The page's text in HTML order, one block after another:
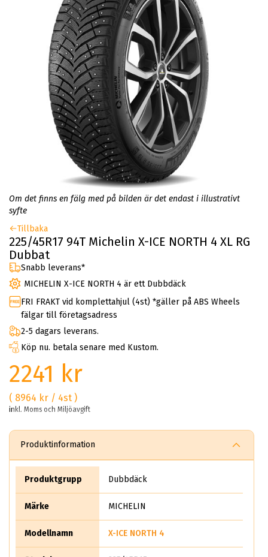
Om det finns en fälg med på bilden är det endast i illustrativt
syfte
Tillbaka
225/45R17 94T Michelin X-ICE NORTH 4 XL RG
Dubbat
Snabb leverans*
MICHELIN X-ICE NORTH 4 är ett Dubbdäck
FRI FRAKT vid komplettahjul (4st) *gäller på ABS Wheels
fälgar till företagsadress
2-5 dagars leverans.
Köp nu. betala senare med Kustom.
2241 kr
( 8964 kr / 4st )
inkl. Moms och Miljöavgift
Produktinformation
Produktgrupp Dubbdäck
Märke MICHELIN
Modellnamn X-ICE NORTH 4